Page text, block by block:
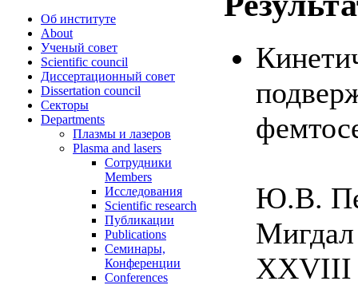
Об институте
About
Ученый совет
Scientific council
Диссертационный совет
Dissertation council
Секторы
Departments
Плазмы и лазеров
Plasma and lasers
Сотрудники
Members
Исследования
Scientific research
Публикации
Publications
Семинары,
Конференции
Conferences
Ю.В.
Мигдал
XXVIII